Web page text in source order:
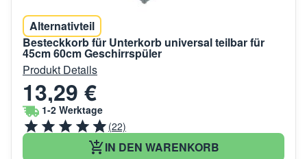
Alternativteil
Besteckkorb für Unterkorb universal teilbar für
45cm 60cm Geschirrspüler
Produkt Details
13,29 €
1-2 Werktage
(22)
IN DEN WARENKORB